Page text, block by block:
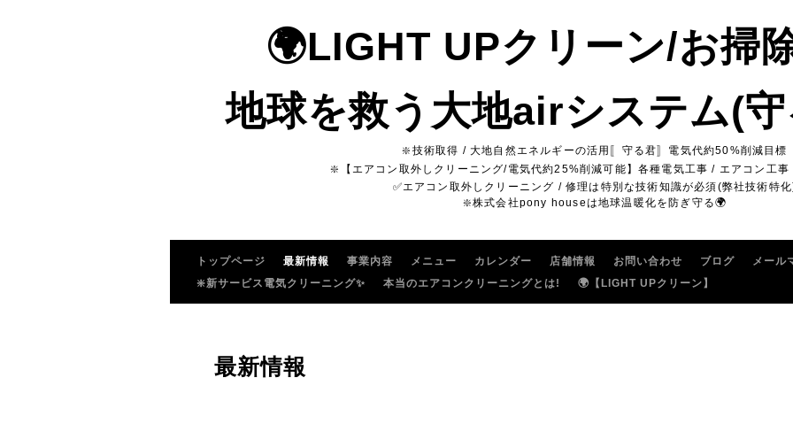
🌍LIGHT UPクリーン/お掃
地球を救う大地airシステム(
❇️技術取得 / 大地自然エネルギーの活用〚守る君〛電気代約50%削減目標
❇️【エアコン取外しクリーニング/電気代約25%削減可能】各種電気工事 / エアコン工
✅エアコン取外しクリーニング / 修理は特別な技術知識が必須(弊社技術特
❇️株式会社pony houseは地球温暖化を防ぎ守る🌍
トップページ 最新情報 事業内容 メニュー カレンダー 店舗情報 お問い合わせ ブログ
メール
❇️新サービス電気クリーニング✨
本当のエアコンクリーニングとは! 🌍【LIGHT UPクリーン】
最新情報